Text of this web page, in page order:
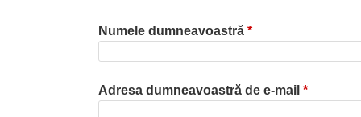
Numele dumneavoastră *
Adresa dumneavoastră de e-mail *